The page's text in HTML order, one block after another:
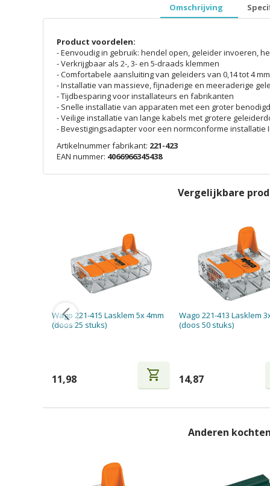
Omschrijving
Product voordelen:
- Eenvoudig in gebruik: hendel open, geleider invoeren,
- Verkrijgbaar als 2-, 3- en 5-draads klemmen
- Comfortabele aansluiting van geleiders van 0,14 tot 4
- Installatie van massieve, fijnaderige en meeraderige
- Tijdbesparing voor installateurs en fabrikanten
- Snelle installatie van apparaten met een groter
- Veilige installatie van lange kabels met grotere
- Bevestigingsadapter voor een normconforme
Artikelnummer fabrikant: 221-423
EAN nummer: 4066966345438
Vergelijkbare
Wago 221-415 Lasklem 5x 4mm
(doos 25 stuks)
11,98 shopping_cart
Wago 221-413 Lasklem
(doos 50 stuks)
14,87
Anderen